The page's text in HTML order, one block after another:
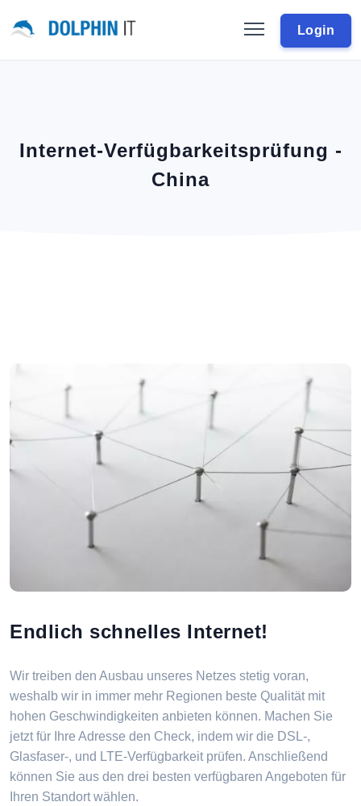
Login
Internet-Verfügbarkeitsprüfung -
China
Endlich schnelles Internet!
Wir treiben den Ausbau unseres Netzes stetig voran,
weshalb wir in immer mehr Regionen beste Qualität mit
hohen Geschwindigkeiten anbieten können. Machen Sie
jetzt für Ihre Adresse den Check, indem wir die DSL-,
Glasfaser-, und LTE-Verfügbarkeit prüfen. Anschließend
können Sie aus den drei besten verfügbaren Angeboten für
Ihren Standort wählen.